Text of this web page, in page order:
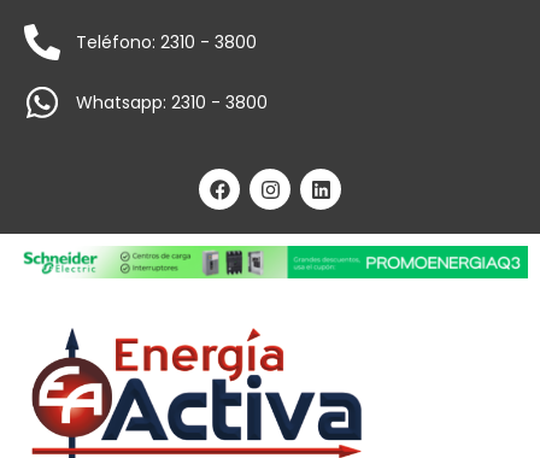
Teléfono: 2310 - 3800
Whatsapp: 2310 - 3800